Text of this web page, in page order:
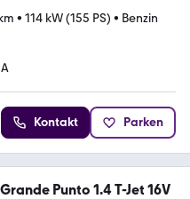
• 114 kW (155 PS) • Benzin
Kontakt Parken
Punto 1.4 T-Jet 16V